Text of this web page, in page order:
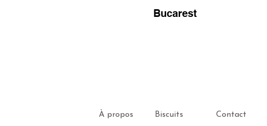
Bucarest
À propos Biscuits Contact